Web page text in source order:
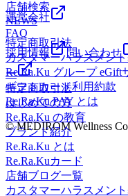
運営会社
特定商取引法
カスタマーハラスメン
Re.Ra.Ku グループ eGift
ギフトカード利用約款
Re.Ra.Ku PAY とは
© MEDIROM Wellness
店舗検索
NEWS
FAQ
採用情報
問い合わせ
ー
特定商取引法
はじめての方
Re.Ra.Ku の教育
ブランド紹介
Re.Ra.Ku とは
Re.Ra.Kuカード
店舗ブログ一覧
カスタマーハラスメン